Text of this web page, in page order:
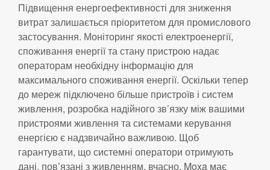
Підвищення енергоефективності для зниження
витрат залишається пріоритетом для промислового
застосування. Моніторинг якості електроенергії,
споживання енергії та стану пристрою надає
операторам необхідну інформацію для
максимального споживання енергії. Оскільки тепер
до мереж підключено більше пристроїв і систем
живлення, розробка надійного зв’язку між вашими
пристроями живлення та системами керування
енергією є надзвичайно важливою. Щоб
гарантувати, що системні оператори отримують
дані, пов’язані з живленням, вчасно, Moxa має